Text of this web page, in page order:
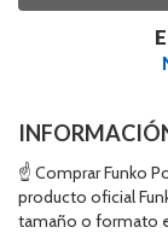
☝ Comprar Funko
producto oficial
tamaño o formato